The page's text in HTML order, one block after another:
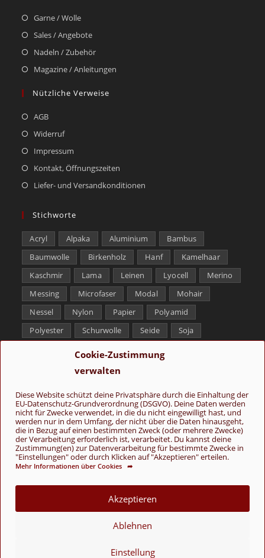
Cookie-Zustimmung
verwalten
Diese Website schützt deine Privatsphäre durch die Einhaltung der
EU-Datenschutz-Grundverordnung (DSGVO). Deine Daten werden
nicht für Zwecke verwendet, in die du nicht eingewilligt hast, und
werden nur in dem Umfang, der nicht über die Daten hinausgeht,
die in Bezug auf einen bestimmten Zweck (oder mehrere Zwecke)
der Verarbeitung erforderlich ist, verarbeitet. Du kannst deine
Zustimmung(en) zur Datenverarbeitung für bestimmte Zwecke in
"Einstellungen" oder durch Klicken auf "Akzeptieren" erteilen.
Mehr Informationen über Cookies ➦
Akzeptieren
Ablehnen
Einstellung
Garne / Wolle
Sales / Angebote
Nadeln / Zubehör
Magazine / Anleitungen
Nützliche Verweise
AGB
Widerruf
Impressum
Kontakt, Öffnungszeiten
Liefer- und Versandkonditionen
Stichworte
Acryl Alpaka Aluminium
Bambus
Baumwolle
Birkenholz Hanf
Kamelhaar
Kaschmir
Lama Leinen Lyocell
Merino
Messing
Microfaser Modal
Mohair
Nessel
Nylon Papier
Polyamid
Polyester
Schurwolle Seide
Soja
Tencel
Yak
Folge uns
© Copyright 2026 - Wolle & Schönes
VERTRAG WIDERRUFEN